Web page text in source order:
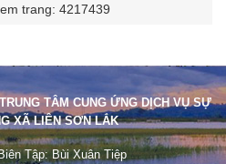
trang: 4217439
TÂM CUNG ỨNG DỊCH VỤ SỰ
XÃ LIÊN SƠN LẮK
Tập: Bùi Xuân Tiệp